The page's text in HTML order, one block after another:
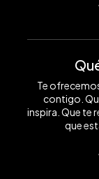
Te
contigo.
inspira. Que te
que